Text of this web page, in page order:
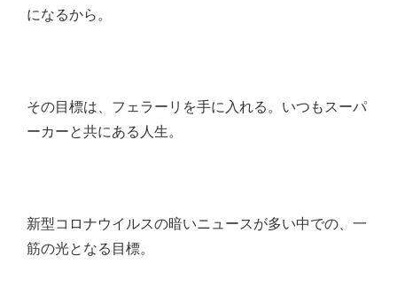
になるから。
その目標は、フェラーリを手に入れる。いつもスーパ
ーカーと共にある人生。
新型コロナウイルスの暗いニュースが多い中での、一
筋の光となる目標。